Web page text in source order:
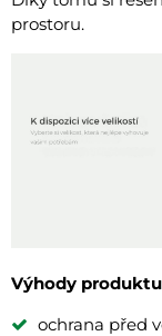
prostoru.
Výhody
ochrana před